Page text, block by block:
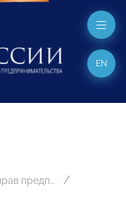
EN
Бюро по защите прав предпринимателей